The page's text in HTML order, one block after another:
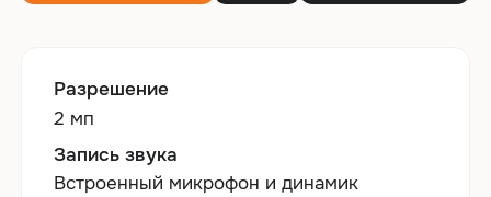
Разрешение
2 мп
Запись звука
Встроенный микрофон и динамик